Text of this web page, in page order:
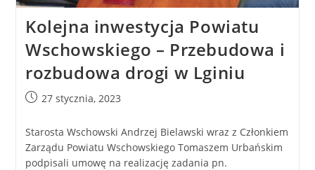
Kolejna inwestycja Powiatu
Wschowskiego – Przebudowa i
rozbudowa drogi w Lginiu
27 stycznia, 2023
Starosta Wschowski Andrzej Bielawski wraz z Członkiem
Zarządu Powiatu Wschowskiego Tomaszem Urbańskim
podpisali umowę na realizację zadania pn.